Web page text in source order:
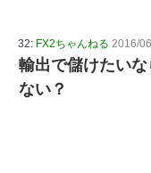
32: FX2ちゃんねる 2016/
輸出で儲けたい
ない？